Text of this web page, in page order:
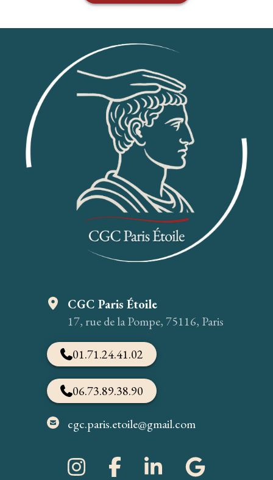
CGC Paris Étoile
17, rue de la Pompe, 75116, Paris
01.71.24.41.02
06.73.89.38.90
cgc.paris.etoile@gmail.com